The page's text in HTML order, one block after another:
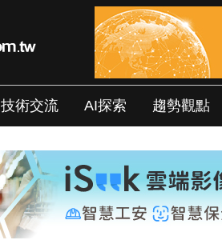
技術交流 AI探索 趨勢觀點